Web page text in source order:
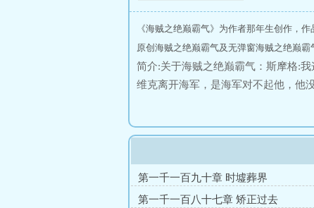
《海贼之绝巅霸气》为作者那年生创作，
原创海贼之绝巅霸气及无弹窗海贼之绝巅霸
简介:关于海贼之绝巅霸气：斯摩格:
维克离开海军，是海军对不起他，他
于蓝了。草帽:维克，我从拉夫德鲁
第一千一百九十章 时墟葬界
第一千一百八十七章 矫正过去